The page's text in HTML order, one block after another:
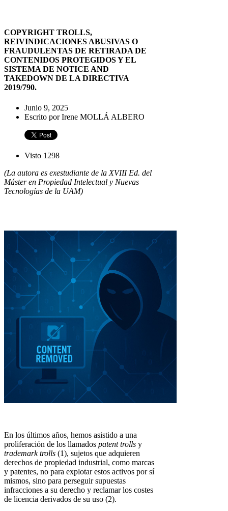
COPYRIGHT TROLLS,
REIVINDICACIONES ABUSIVAS O
FRAUDULENTAS DE RETIRADA DE
CONTENIDOS PROTEGIDOS Y EL
SISTEMA DE NOTICE AND
TAKEDOWN DE LA DIRECTIVA
2019/790.
Junio 9, 2025
Escrito por Irene MOLLÁ ALBERO
Visto 1298
(La autora es exestudiante de la XVIII Ed. del
Máster en Propiedad Intelectual y Nuevas
Tecnologías de la UAM)
En los últimos años, hemos asistido a una
proliferación de los llamados patent trolls y
trademark trolls (1), sujetos que adquieren
derechos de propiedad industrial, como marcas
y patentes, no para explotar estos activos por sí
mismos, sino para perseguir supuestas
infracciones a su derecho y reclamar los costes
de licencia derivados de su uso (2).